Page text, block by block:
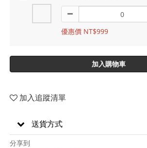
優惠價 NT$999
加入購物車
加入追蹤清單
送貨方式
分享到